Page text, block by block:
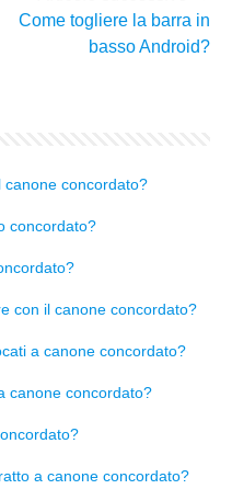
Come togliere la barra in
basso Android?
canone concordato?
concordato?
con il canone concordato?
a canone concordato?
canone concordato?
a canone concordato?